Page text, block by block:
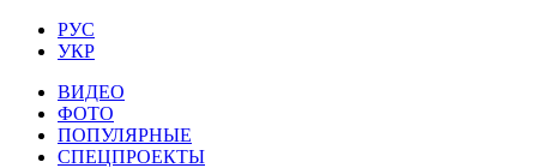
РУС
УКР
ВИДЕО
ФОТО
ПОПУЛЯРНЫЕ
СПЕЦПРОЕКТЫ